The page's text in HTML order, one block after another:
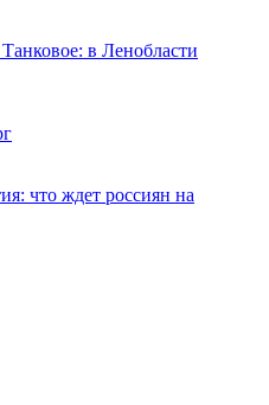
в Ленобласти
что ждет россиян на